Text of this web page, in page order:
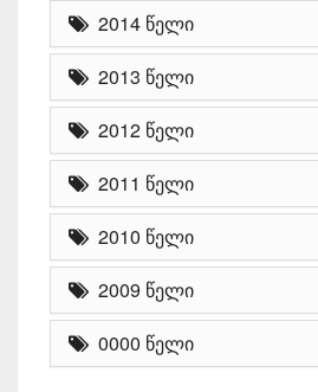
2014 წელი
2013 წელი
2012 წელი
2011 წელი
2010 წელი
2009 წელი
0000 წელი